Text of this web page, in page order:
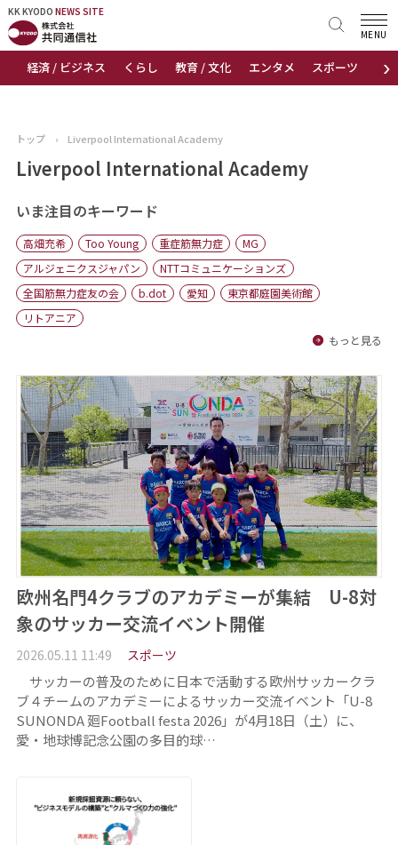
KK KYODO NEWS SITE
›
経済 / ビジネス くらし 教育 / 文化 エンタメ スポーツ 地域
MENU
KK KYODONEWS SITE
トップページ
ニュース
おすすめコンテンツ
出版物
会社概要
トップ › Liverpool International Academy
Liverpool International Academy
いま注目のキーワード
高畑充希 Too Young 重症筋無力症
MG
アルジェニクスジャパン
NTTコミュニケーションズ
全国筋無力症友の会
b.dot 愛知
東京都庭園美術館
リトアニア
もっと見る
欧州名門4クラブのアカデミーが集結 U-8対
象のサッカー交流イベント開催
2026.05.11 11:49 スポーツ
サッカーの普及のために日本で活動する欧州サッカークラ
ブ４チームのアカデミーによるサッカー交流イベント「U-8
SUNONDA 廻Football festa 2026」が4月18日（土）に、
愛・地球博記念公園の多目的球…